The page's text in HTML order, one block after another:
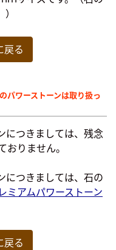
る
パワーストーンは取り扱っ
につきましては、残念
りません。
につきましては、石の
ミアムパワーストーン
る